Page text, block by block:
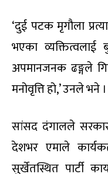
‘दुई पटक मृगौला
भएका व्यक्तित्वलाई
अपमानजनक ढङ्गले
मनोवृत्ति हो,’ उनले भने ।
सांसद दंगालले
देशभर एमाले
सुर्खेतस्थित पार्टी